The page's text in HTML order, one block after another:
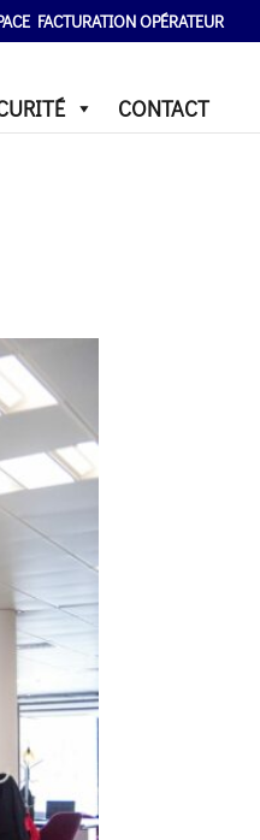
FACTURATION OPÉRATEUR
CONTACT